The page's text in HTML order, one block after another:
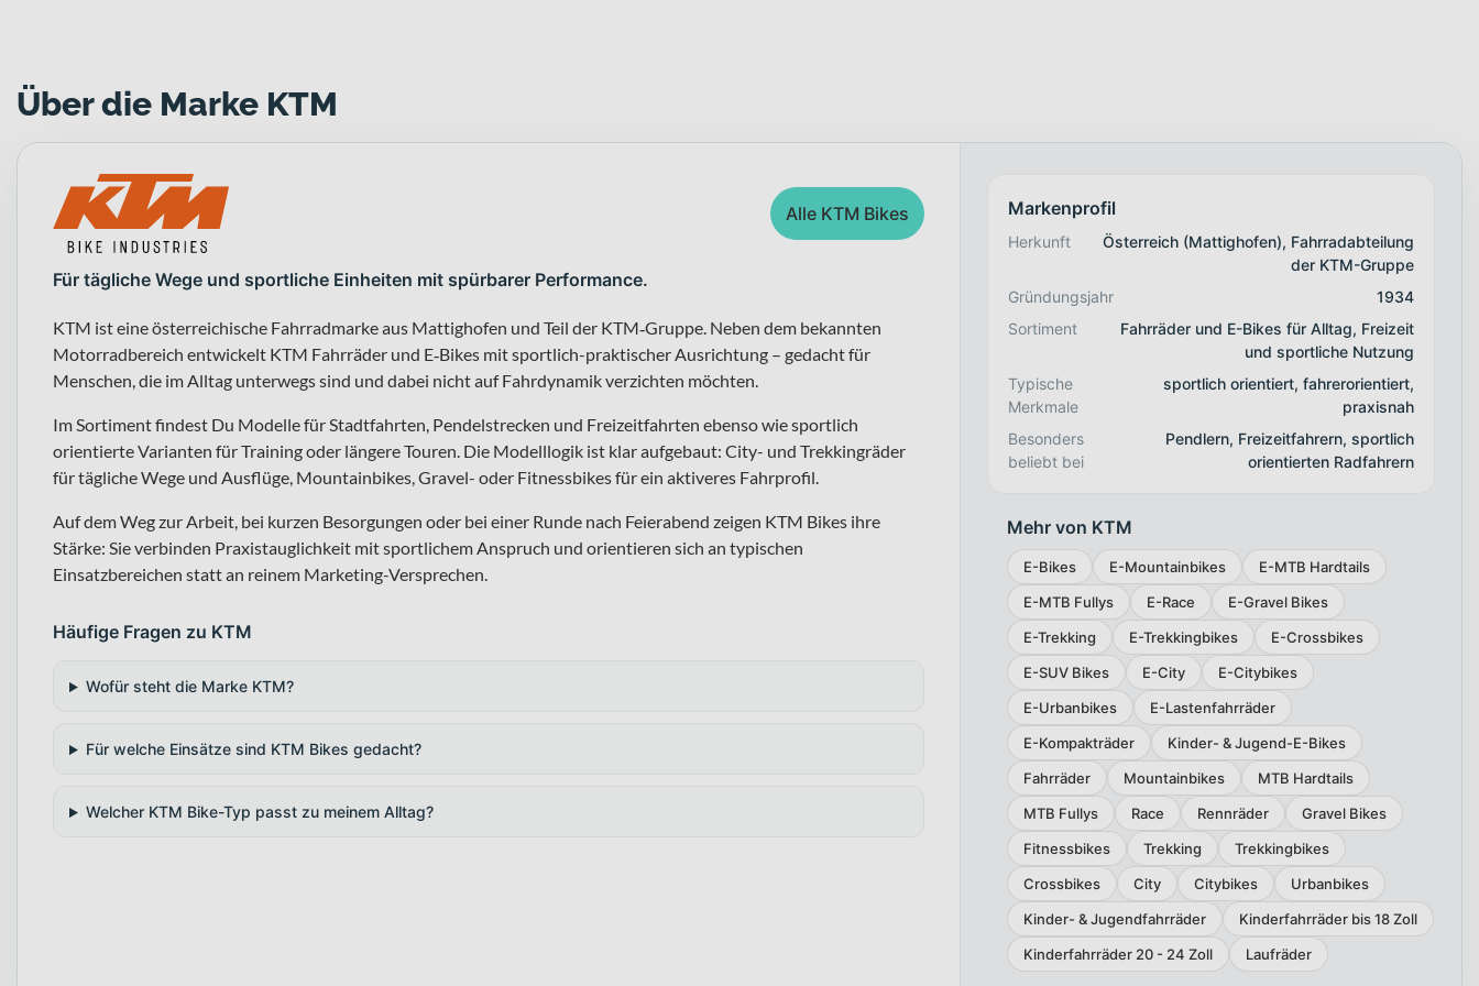
Über die Marke KTM
Alle KTM Bikes
Für tägliche Wege und sportliche Einheiten mit spürbarer Performance.
KTM ist eine österreichische Fahrradmarke aus Mattighofen und Teil der KTM‑Gruppe. Neben dem bekannten
Motorradbereich entwickelt KTM Fahrräder und E‑Bikes mit sportlich-praktischer Ausrichtung – gedacht für
Menschen, die im Alltag unterwegs sind und dabei nicht auf Fahrdynamik verzichten möchten.
Im Sortiment findest Du Modelle für Stadtfahrten, Pendelstrecken und Freizeitfahrten ebenso wie sportlich
orientierte Varianten für Training oder längere Touren. Die Modelllogik ist klar aufgebaut: City- und Trekkingräder
für tägliche Wege und Ausflüge, Mountainbikes, Gravel- oder Fitnessbikes für ein aktiveres Fahrprofil.
Auf dem Weg zur Arbeit, bei kurzen Besorgungen oder bei einer Runde nach Feierabend zeigen KTM Bikes ihre
Stärke: Sie verbinden Praxistauglichkeit mit sportlichem Anspruch und orientieren sich an typischen
Einsatzbereichen statt an reinem Marketing-Versprechen.
Häufige Fragen zu KTM
Wofür steht die Marke KTM?
Für welche Einsätze sind KTM Bikes gedacht?
Welcher KTM Bike-Typ passt zu meinem Alltag?
Markenprofil
Herkunft
Österreich (Mattighofen), Fahrradabteilung
der KTM-Gruppe
Gründungsjahr
1934
Sortiment
Fahrräder und E-Bikes für Alltag, Freizeit
und sportliche Nutzung
Typische
Merkmale
sportlich orientiert, fahrerorientiert,
praxisnah
Besonders
beliebt bei
Pendlern, Freizeitfahrern, sportlich
orientierten Radfahrern
Mehr von KTM
E-Bikes E-Mountainbikes
E-MTB Hardtails
E-MTB Fullys
E-Race
E-Gravel Bikes
E-Trekking
E-Trekkingbikes
E-Crossbikes
E-SUV Bikes
E-City
E-Citybikes
E-Urbanbikes
E-Lastenfahrräder
E-Kompakträder
Kinder- & Jugend-E-Bikes
Fahrräder
Mountainbikes
MTB Hardtails
MTB Fullys
Race Rennräder
Gravel Bikes
Fitnessbikes
Trekking
Trekkingbikes
Crossbikes
City Citybikes
Urbanbikes
Kinder- & Jugendfahrräder
Kinderfahrräder bis 18 Zoll
Kinderfahrräder 20 - 24 Zoll
Laufräder